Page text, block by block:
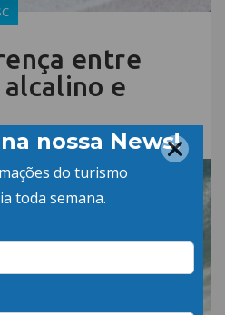
entre
e